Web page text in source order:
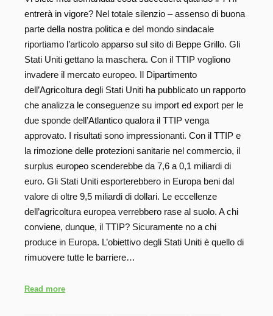
entrerà in vigore? Nel totale silenzio – assenso di buona
parte della nostra politica e del mondo sindacale
riportiamo l’articolo apparso sul sito di Beppe Grillo. Gli
Stati Uniti gettano la maschera. Con il TTIP vogliono
invadere il mercato europeo. Il Dipartimento
dell’Agricoltura degli Stati Uniti ha pubblicato un rapporto
che analizza le conseguenze su import ed export per le
due sponde dell’Atlantico qualora il TTIP venga
approvato. I risultati sono impressionanti. Con il TTIP e
la rimozione delle protezioni sanitarie nel commercio, il
surplus europeo scenderebbe da 7,6 a 0,1 miliardi di
euro. Gli Stati Uniti esporterebbero in Europa beni dal
valore di oltre 9,5 miliardi di dollari. Le eccellenze
dell’agricoltura europea verrebbero rase al suolo. A chi
conviene, dunque, il TTIP? Sicuramente no a chi
produce in Europa. L’obiettivo degli Stati Uniti è quello di
rimuovere tutte le barriere…
Read more